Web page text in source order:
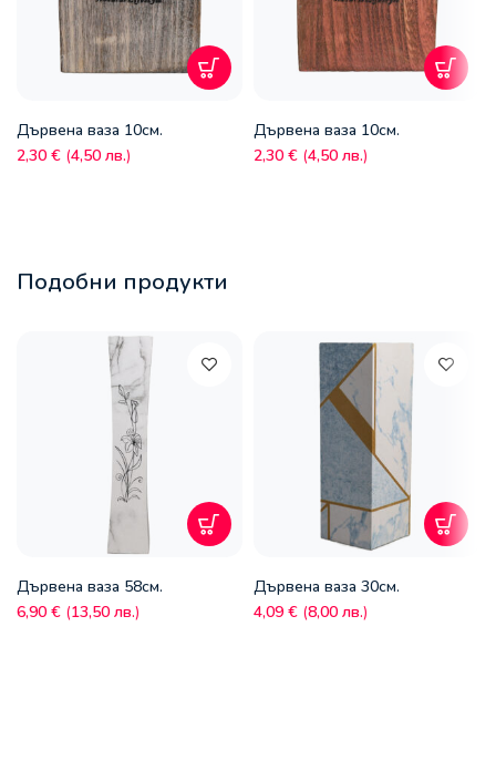
Дървена ваза 10см.
2,30 € (4,50 лв.)
Дървена ваза 10см.
2,30 € (4,50 лв.)
Подобни продукти
Дървена ваза 58см.
6,90 € (13,50 лв.)
Дървена ваза 30см.
4,09 € (8,00 лв.)